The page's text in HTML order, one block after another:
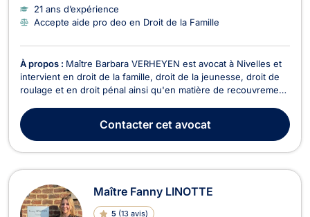
21 ans d’expérience
Accepte aide pro deo en Droit de la Famille
À propos : Maître Barbara VERHEYEN est avocat à Nivelles et
intervient en droit de la famille, droit de la jeunesse, droit de
roulage et en droit pénal ainsi qu'en matière de recouvrement
VERHEYEN s’occupe des conséquences découlant d’un
divorce ou d’une séparation ou enco...
Contactercet avocat
Maître Fanny LINOTTE
5 (13 avis)